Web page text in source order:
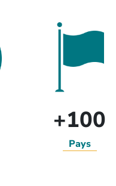
+100
Pays